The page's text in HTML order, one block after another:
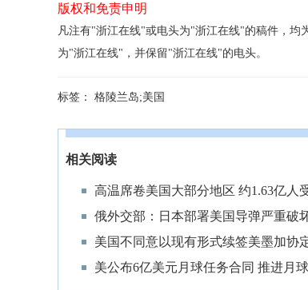
版权和免责申明
凡注有"浙江在线"或电头为"浙江在线"的稿件，均
为"浙江在线"，并保留"浙江在线"的电头。
标签： 格陵兰岛;美国
相关阅读
高温席卷美国大部分地区 约1.63亿人
俄外交部：日本部署美国导弹严重破
美国不同意以现有形式续签美墨加协
美公布6亿美元月球任务合同 推进月